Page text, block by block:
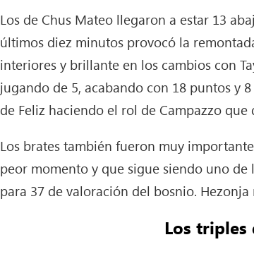
Los de Chus Mateo llegaron a estar 13
últimos diez minutos provocó la
interiores y brillante en los cambios con
jugando de 5, acabando con 18 puntos y
de Feliz haciendo el rol de Campazzo que
Los brates también fueron muy
peor momento y que sigue siendo uno de
para 37 de valoración del bosnio.
Los triples